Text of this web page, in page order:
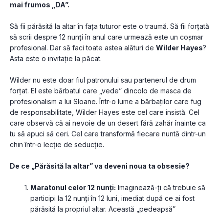
mai frumos „DA”.
Să fii părăsită la altar în fața tuturor este o traumă. Să fii forțată
să scrii despre 12 nunți în anul care urmează este un coșmar
profesional. Dar să faci toate astea alături de Wilder Hayes?
Asta este o invitație la păcat.
Wilder nu este doar fiul patronului sau partenerul de drum
forțat. El este bărbatul care „vede” dincolo de masca de
profesionalism a lui Sloane. Într-o lume a bărbaților care fug
de responsabilitate, Wilder Hayes este cel care insistă. Cel
care observă că ai nevoie de un desert fără zahăr înainte ca
tu să apuci să ceri. Cel care transformă fiecare nuntă dintr-un
chin într-o lecție de seducție.
De ce „Părăsită la altar” va deveni noua ta obsesie?
Maratonul celor 12 nunți: Imaginează-ți că trebuie să
participi la 12 nunți în 12 luni, imediat după ce ai fost
părăsită la propriul altar. Această „pedeapsă”